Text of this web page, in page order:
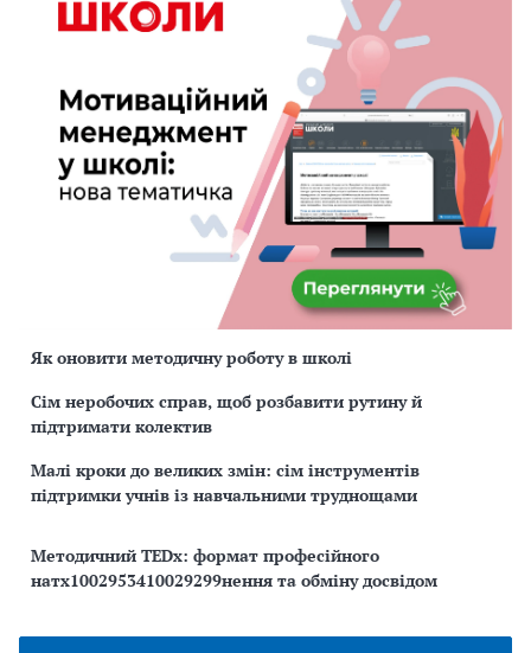
Як оновити методичну роботу в школі
Сім неробочих справ, щоб розбавити рутину й
підтримати колектив
Малі кроки до великих змін: сім інструментів
підтримки учнів із навчальними труднощами
Методичний TEDx: формат професійного
натх1002953410029299нення та обміну досвідом